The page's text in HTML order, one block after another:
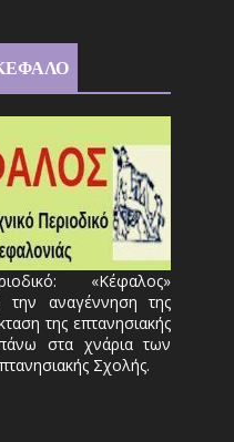
«Κέφαλος»
αναγέννηση της
της επτανησιακής
πάνω στα χνάρια των
Σχολής.